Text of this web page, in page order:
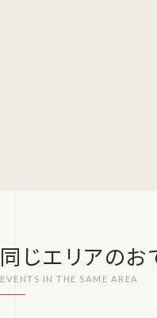
同じエリアのお